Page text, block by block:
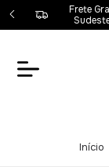
-
Frete
Início